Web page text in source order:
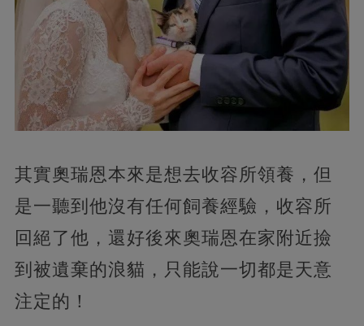
其實奧瑞恩本來是想去收容所領養，但
是一聽到他沒有任何飼養經驗，收容所
回絕了他，還好後來奧瑞恩在家附近撿
到被遺棄的浪貓，只能說一切都是天意
注定的！